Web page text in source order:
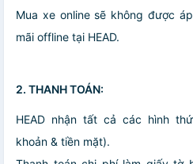
Mua xe online sẽ không được
mãi offline tại HEAD.
2. THANH TOÁN:
HEAD nhận tất cả các hình
khoản & tiền mặt).